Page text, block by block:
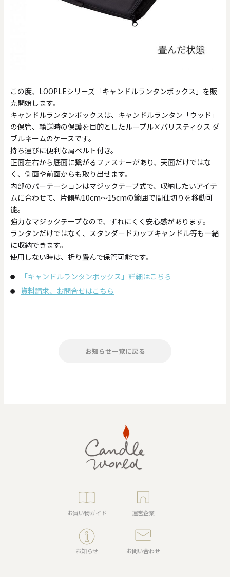
この度、LOOPLEシリーズ「キャンドルランタンボックス」を販
売開始します。
キャンドルランタンボックスは、キャンドルランタン「ウッド」
の保管、輸送時の保護を目的としたループル×バリスティクス ダ
ブルネームのケースです。
持ち運びに便利な肩ベルト付き。
正面左右から底面に繋がるファスナーがあり、天面だけではな
く、側面や前面からも取り出せます。
内部のパーテーションはマジックテープ式で、収納したいアイテ
ムに合わせて、片側約10cm〜15cmの範囲で間仕切りを移動可
能。
強力なマジックテープなので、ずれにくく安心感があります。
ランタンだけではなく、スタンダードカップキャンドル等も一緒
に収納できます。
使用しない時は、折り畳んで保管可能です。
「キャンドルランタンボックス」詳細はこちら
資料請求、お問合せはこちら
お知らせ一覧に戻る
お買い物ガイド 運営企業
お知らせ お問い合わせ